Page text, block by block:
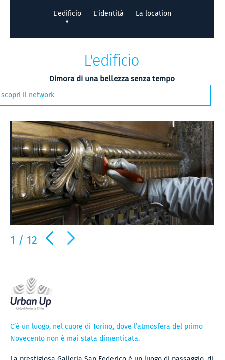
L'edificio L'identità La location
L'edificio
Dimora di una bellezza senza tempo
scopri il network
1 / 12
C’è un luogo, nel cuore di Torino, dove l’atmosfera del primo
Novecento non è mai stata dimenticata.